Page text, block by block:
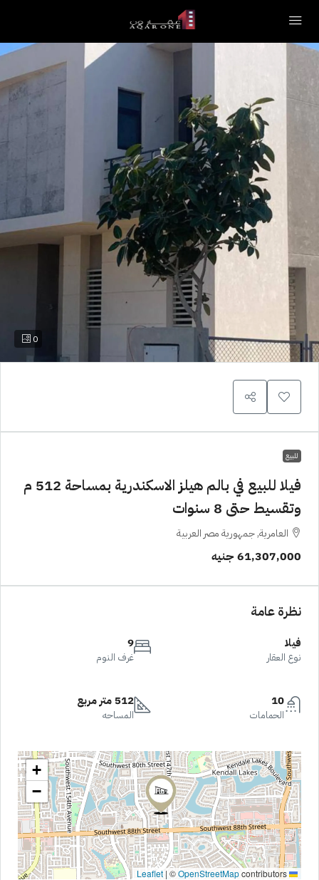
0
للبيع
فيلا للبيع في بالم هيلز الاسكندرية بمساحة 512 م
وتقسيط حتى 8 سنوات
العامرية, جمهورية مصر العربية
61,307,000 جنيه
نظرة عامة
فيلا
نوع العقار
9
غرف النوم
10
الحمامات
512 متر مربع
المساحه
+
−
| ©OpenStreetMapcontributors